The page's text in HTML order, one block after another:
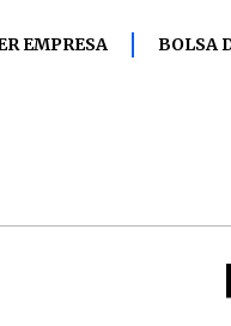
EMPRESA BOLSA